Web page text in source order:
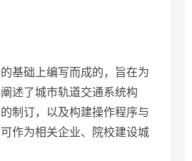
基础上编写而成的，旨在为
述了城市轨道交通系统构
制订，以及构建操作程序与
作为相关企业、院校建设城